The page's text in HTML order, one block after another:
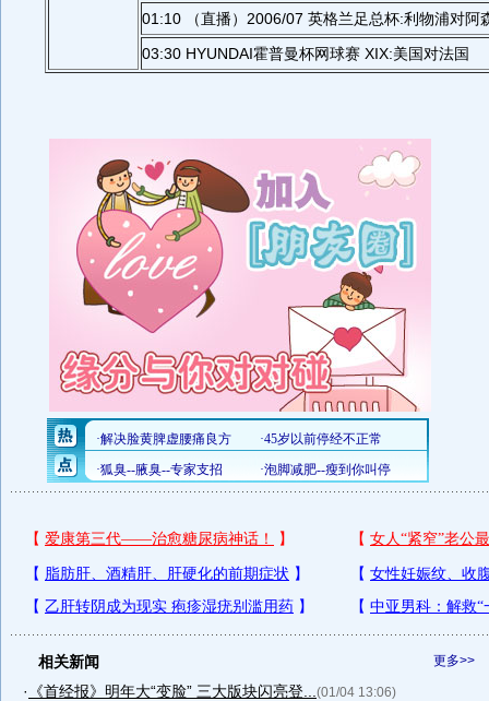
01:10 （直播）2006/07 英格兰足总杯:利物浦对阿
03:30 HYUNDAI霍普曼杯网球赛 XIX:美国对法国
更多>>
相关新闻
·
《首经报》明年大“变脸” 三大版块闪亮登... (01/04 13:06)